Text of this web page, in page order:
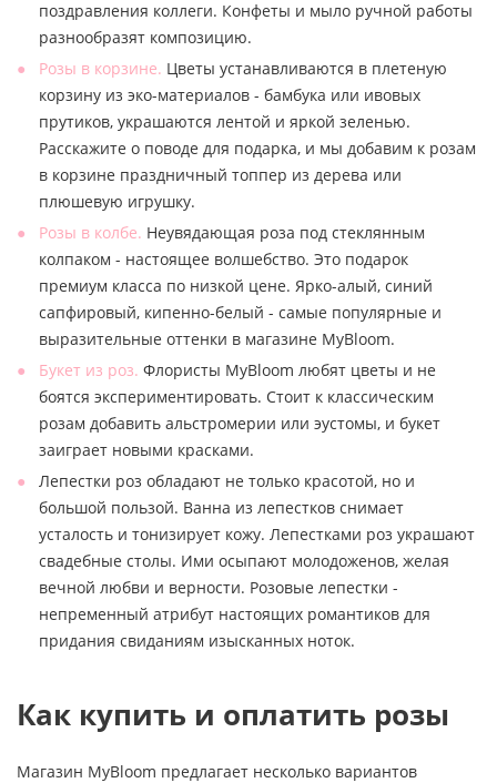
поздравления коллеги. Конфеты и мыло ручной работы
разнообразят композицию.
Розы в корзине. Цветы устанавливаются в плетеную
корзину из эко-материалов - бамбука или ивовых
прутиков, украшаются лентой и яркой зеленью.
Расскажите о поводе для подарка, и мы добавим к розам
в корзине праздничный топпер из дерева или
плюшевую игрушку.
Розы в колбе. Неувядающая роза под стеклянным
колпаком - настоящее волшебство. Это подарок
премиум класса по низкой цене. Ярко-алый, синий
сапфировый, кипенно-белый - самые популярные и
выразительные оттенки в магазине MyBloom.
Букет из роз. Флористы MyBloom любят цветы и не
боятся экспериментировать. Стоит к классическим
розам добавить альстромерии или эустомы, и букет
заиграет новыми красками.
Лепестки роз обладают не только красотой, но и
большой пользой. Ванна из лепестков снимает
усталость и тонизирует кожу. Лепестками роз украшают
свадебные столы. Ими осыпают молодоженов, желая
вечной любви и верности. Розовые лепестки -
непременный атрибут настоящих романтиков для
придания свиданиям изысканных ноток.
Как купить и оплатить розы
Магазин MyBloom предлагает несколько вариантов